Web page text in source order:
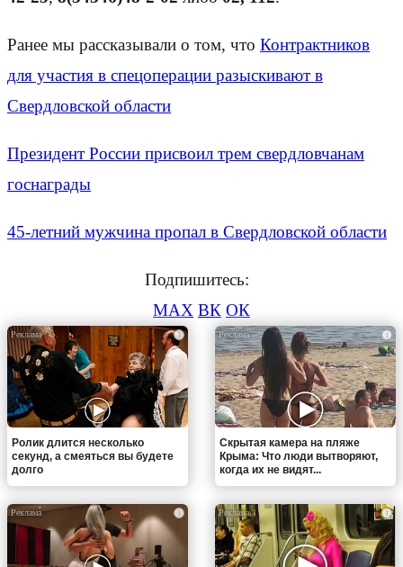
Ранее мы рассказывали о том, что Контрактников
для участия в спецоперации разыскивают в
Свердловской области
Президент России присвоил трем свердловчанам
госнаграды
45-летний мужчина пропал в Свердловской области
Подпишитесь:
MAX ВК ОК
i
Ролик длится несколько
секунд, а смеяться вы будете
долго
i
Скрытая камера на пляже
Крыма: Что люди вытворяют,
когда их не видят...
i i